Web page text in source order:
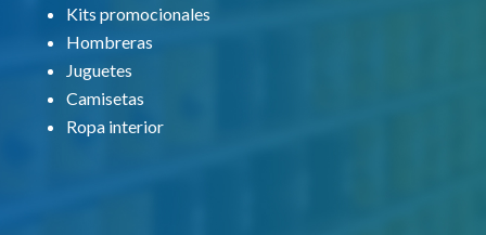
Kits promocionales
Hombreras
Juguetes
Camisetas
Ropa interior